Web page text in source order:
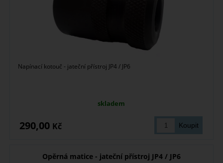
Napínací kotouč - jateční přístroj JP4 / JP6
skladem
290,00 Kč
Opěrná matice - jateční přístroj JP4 / JP6